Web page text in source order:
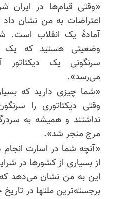
«وقتی قیام‌ها در ایران
اعتراضات به من نشان
آمادهٔ یک انقلاب است.
وضعیتی هستید که یک
سرنگونی یک دیکتاتور
می‌رسد».
«شما چیزی دارید که
وقتی دیکتاتوری را
نداشتند و همیشه به
مرج منجر شد».
«آنچه شما در اسارت انجام
از بسیاری از کشورها در
این به من نشان می‌دهد که
برجسته‌ترین ملتها در